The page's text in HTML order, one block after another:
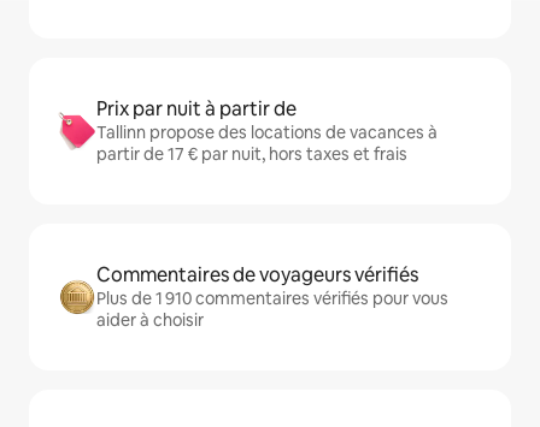
Prix par nuit à partir de
Tallinn propose des locations de vacances à
partir de 17 € par nuit, hors taxes et frais
Commentaires de voyageurs vérifiés
Plus de 1 910 commentaires vérifiés pour vous
aider à choisir